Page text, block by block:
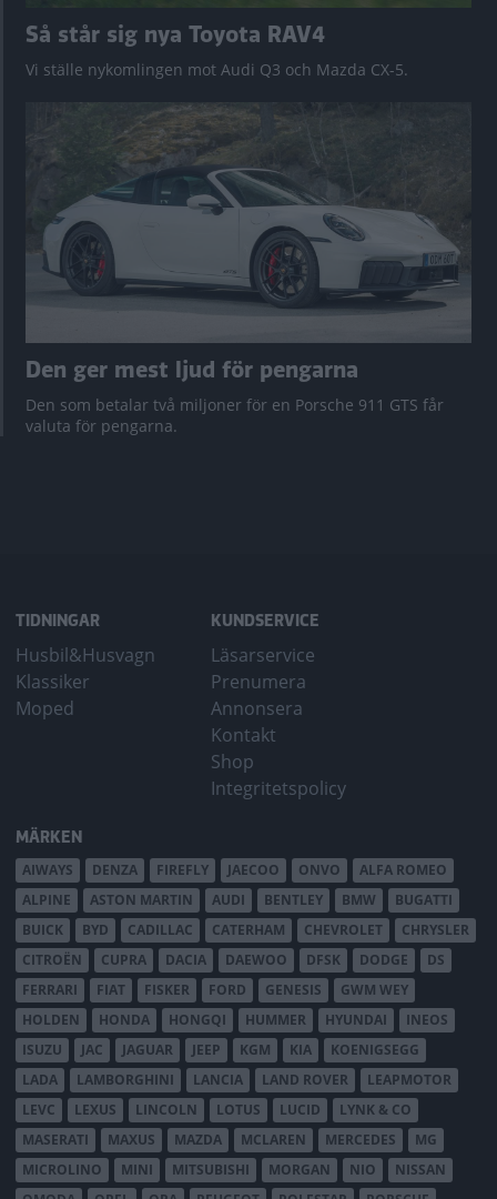
Så står sig nya Toyota RAV4
Vi ställe nykomlingen mot Audi Q3 och Mazda CX-5.
Den ger mest ljud för pengarna
Den som betalar två miljoner för en Porsche 911 GTS får
valuta för pengarna.
TIDNINGAR
Husbil&Husvagn
Klassiker
Moped
KUNDSERVICE
Läsarservice
Prenumera
Annonsera
Kontakt
Shop
Integritetspolicy
MÄRKEN
AIWAYS DENZA FIREFLY JAECOO ONVO
ALFA ROMEO
ALPINE
ASTON MARTIN AUDI BENTLEY BMW
BUGATTI
BUICK
BYD CADILLAC CATERHAM CHEVROLET
CHRYSLER
CITROËN
CUPRA DACIA DAEWOO DFSK DODGE
DS
FERRARI
FIAT FISKER FORD GENESIS
GWM WEY
HOLDEN
HONDA HONGQI HUMMER HYUNDAI
INEOS
ISUZU
JAC JAGUAR JEEP KGM KIA
KOENIGSEGG
LADA
LAMBORGHINI LANCIA LAND ROVER
LEAPMOTOR
LEVC
LEXUS LINCOLN LOTUS LUCID
LYNK & CO
MASERATI
MAXUS MAZDA MCLAREN MERCEDES
MG
MICROLINO
MINI MITSUBISHI MORGAN NIO
NISSAN